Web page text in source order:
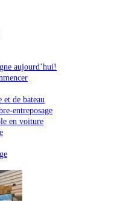
aujourd’hui!
de bateau
entreposage
en voiture